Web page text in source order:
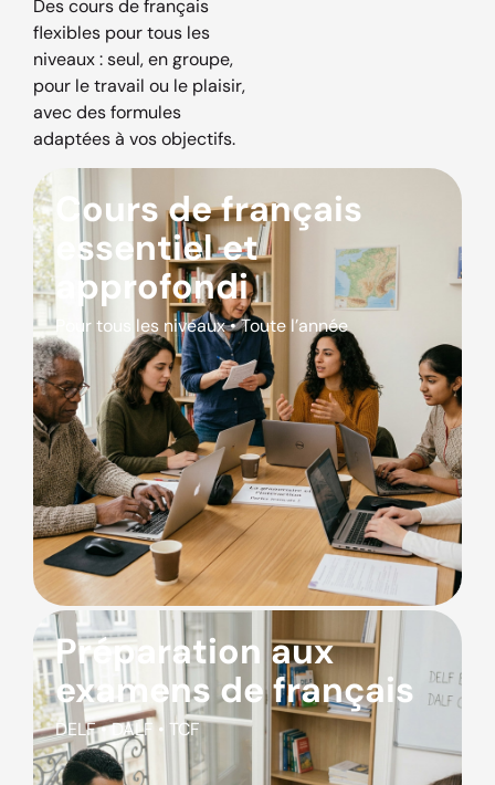
Des cours de français
flexibles pour tous les
niveaux : seul, en groupe,
pour le travail ou le plaisir,
avec des formules
adaptées à vos objectifs.
Cours de français
essentiel et
approfondi
Pour tous les niveaux • Toute l’année
Préparation aux
examens de français
DELF • DALF • TCF